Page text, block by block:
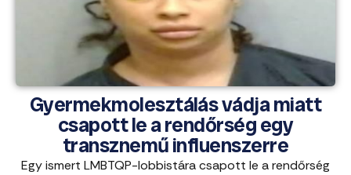
Gyermekmolesztálás vádja miatt
csapott le a rendőrség egy
transznemű influenszerre
Egy ismert LMBTQP-lobbistára csapott le a rendőrség